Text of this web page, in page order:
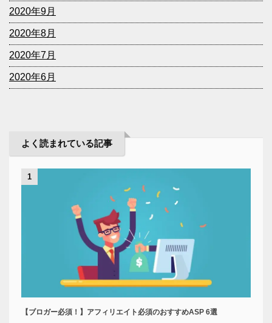
2020年9月
2020年8月
2020年7月
2020年6月
よく読まれている記事
1
【ブロガー必須！】アフィリエイト必須のおすすめASP 6選